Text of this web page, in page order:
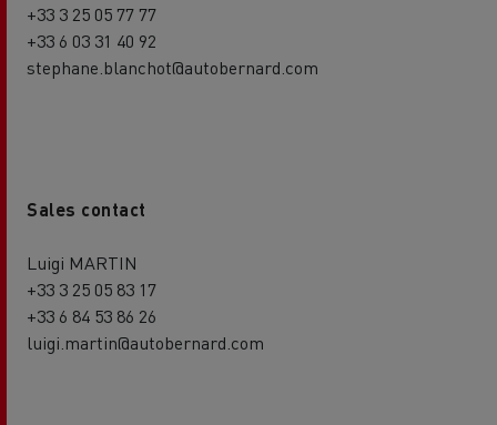
+33 3 25 05 77 77
+33 6 03 31 40 92
stephane.blanchot@autobernard.com
Sales contact
Luigi MARTIN
+33 3 25 05 83 17
+33 6 84 53 86 26
luigi.martin@autobernard.com